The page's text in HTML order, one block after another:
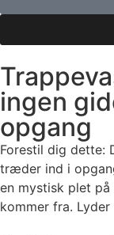
ingen
opgang
Forestil dig dette:
træder ind i
en mystisk plet
kommer fra.